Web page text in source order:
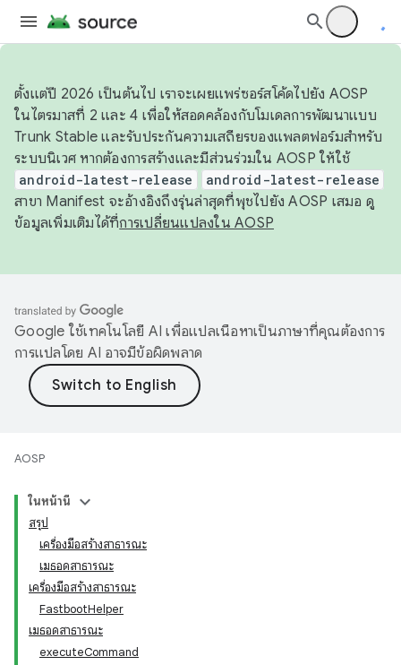
ตั้งแต่ปี 2026 เป็นต้นไป เราจะเผยแพร่ซอร์สโค้ดไปยัง AOSP
ในไตรมาสที่ 2 และ 4 เพื่อให้สอดคล้องกับโมเดลการพัฒนาแบบ
Trunk Stable และรับประกันความเสถียรของแพลตฟอร์มสำหรับ
ระบบนิเวศ หากต้องการสร้างและมีส่วนร่วมใน AOSP ให้ใช้
android-latest-release android-latest-release
สาขา Manifest จะอ้างอิงถึงรุ่นล่าสุดที่พุชไปยัง AOSP เสมอ ดู
ข้อมูลเพิ่มเติมได้ที่การเปลี่ยนแปลงใน AOSP
Google ใช้เทคโนโลยี AI เพื่อแปลเนื้อหาเป็นภาษาที่คุณต้องการ
การแปลโดย AI อาจมีข้อผิดพลาด
AOSP
ในหน้านี้
สรุป
เครื่องมือสร้างสาธารณะ
เมธอดสาธารณะ
เครื่องมือสร้างสาธารณะ
FastbootHelper
เมธอดสาธารณะ
executeCommand